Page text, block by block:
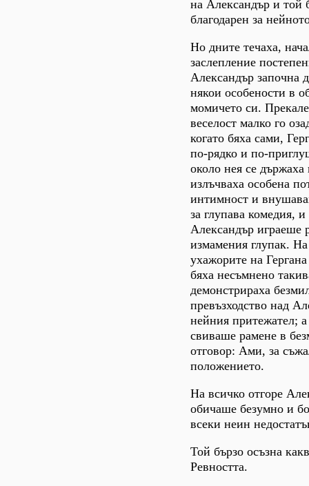
на Александър и той
благодарен за
Но дните течаха,
заслепление
Александър започна
някои особености в
момичето си.
веселост малко го
когато бяха сами,
по-рядко и по-
около нея се
излъчваха особена
интимност и
за глупава комедия, и
Александър играеше
измамения глупак.
ухажорите на
бяха несъмнено
демонстрираха
превъзходство над
нейния притежател;
свиваше рамене в
отговор: Ами, за
положението.
На всичко отгоре
обичаше безумно и
всеки неин
Той бързо осъзна
Ревността.